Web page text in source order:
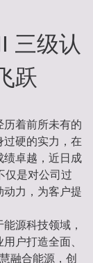
三级认
跃
历着前所未有的
过硬的实力，在
绩卓越，近日成
仅是对公司过
动力，为客户提
源科技领域，
户打造全面、
融合能源，创